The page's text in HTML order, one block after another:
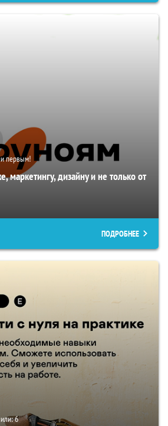
первым!
маркетингу, дизайну и не только от
ПОДРОБНЕЕ
6